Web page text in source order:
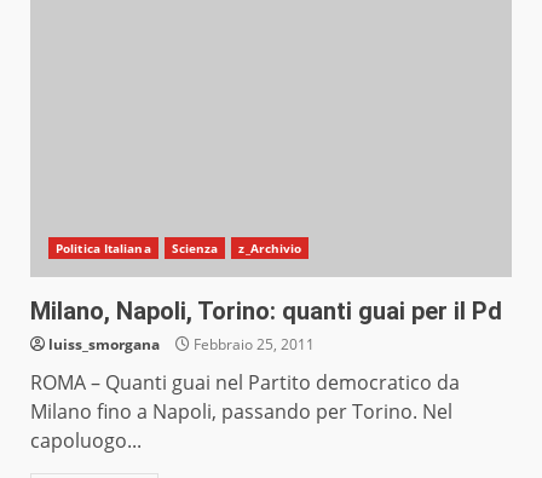
Politica Italiana Scienza z_Archivio
Milano, Napoli, Torino: quanti guai per il Pd
luiss_smorgana Febbraio 25, 2011
ROMA – Quanti guai nel Partito democratico da
Milano fino a Napoli, passando per Torino. Nel
capoluogo...